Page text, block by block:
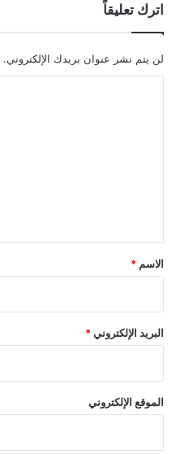
اترك تعليقاً
لن يتم نشر عنوان بريدك الإلكتروني.
*
الاسم *
البريد الإلكتروني *
الموقع الإلكتروني